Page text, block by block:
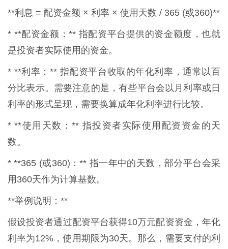
**利息 = 配资金额 × 利率 × 使用天数 / 365 (或360)**
* **配资金额：** 指配资平台提供的资金额度，也就
是投资者实际使用的资金。
* **利率：** 指配资平台收取的年化利率，通常以百
分比表示。需要注意的是，有些平台会以月利率或日
利率的形式呈现，需要换算成年化利率进行比较。
* **使用天数：** 指投资者实际使用配资资金的天
数。
* **365 (或360)：** 指一年中的天数，部分平台会采
用360天作为计算基数。
**举例说明：**
假设投资者通过配资平台获得10万元配资资金，年化
利率为12%，使用期限为30天。那么，需要支付的利